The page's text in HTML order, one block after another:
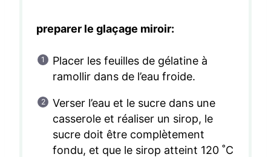
preparer le glaçage miroir:
Placer les feuilles de gélatine à
ramollir dans de l’eau froide.
Verser l’eau et le sucre dans une
casserole et réaliser un sirop, le
sucre doit être complètement
fondu, et que le sirop atteint 120 ˚C